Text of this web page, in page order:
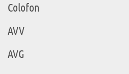
Colofon
AVV
AVG